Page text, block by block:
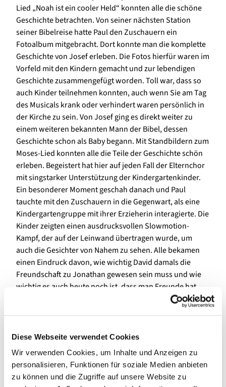
Diese Webseite verwendet Cookies
Wir verwenden Cookies, um Inhalte und Anzeigen zu
personalisieren, Funktionen für soziale Medien anbieten
zu können und die Zugriffe auf unsere Website zu
Lied „Noah ist ein cooler Held“ konnten alle die schöne
Geschichte betrachten. Von seiner nächsten Station
seiner Bibelreise hatte Paul den Zuschauern ein
Fotoalbum mitgebracht. Dort konnte man die komplette
Geschichte von Josef erleben. Die Fotos hierfür waren im
Vorfeld mit den Kindern gemacht und zur lebendigen
Geschichte zusammengefügt worden. Toll war, dass so
auch Kinder teilnehmen konnten, auch wenn Sie am Tag
des Musicals krank oder verhindert waren persönlich in
der Kirche zu sein. Von Josef ging es direkt weiter zu
einem weiteren bekannten Mann der Bibel, dessen
Geschichte schon als Baby begann. Mit Standbildern zum
Moses-Lied konnten alle die Teile der Geschichte schön
erleben. Begeistert hat hier auf jeden Fall der Elternchor
mit singstarker Unterstützung der Kindergartenkinder.
Ein besonderer Moment geschah danach und Paul
tauchte mit den Zuschauern in die Gegenwart, als eine
Kindergartengruppe mit ihrer Erzieherin interagierte. Die
Kinder zeigten einen ausdrucksvollen Slowmotion-
Kampf, der auf der Leinwand übertragen wurde, um
auch die Gesichter von Nahem zu sehen. Alle bekamen
einen Eindruck davon, wie wichtig David damals die
Freundschaft zu Jonathan gewesen sein muss und wie
wichtig es auch heute noch ist, dass man Freunde hat,
auf die man sich verlassen kann und denen man
vertrauen kann. Bei der nächsten Station auf Paul´s
gestalteten Schirmen, wie schön es ist, wenn Gott uns
unter seinem großen Schirm beschützt und behütet.
Zum Lied nach Psalm 91 „Unter dem Schirm des
Höchsten“ des Elternchors, am Klavier begleitet von
Sybille Häfele und Percussion von Daniel Labisch, zeigten